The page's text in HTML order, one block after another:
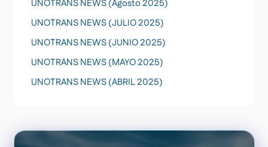
UNOTRANS NEWS (Agosto 2025)
UNOTRANS NEWS (JULIO 2025)
UNOTRANS NEWS (JUNIO 2025)
UNOTRANS NEWS (MAYO 2025)
UNOTRANS NEWS (ABRIL 2025)